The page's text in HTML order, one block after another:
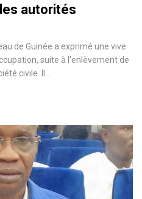
autorités
de Guinée a exprimé une vive
suite à l'enlèvement de
civile. Il…